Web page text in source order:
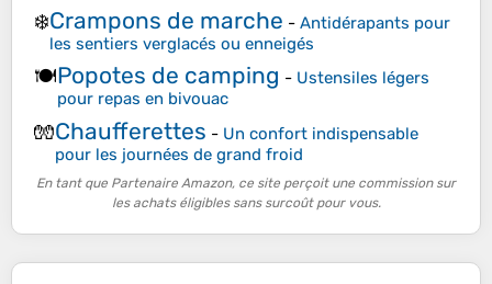
❄️Crampons de marche - Antidérapants pour
les sentiers verglacés ou enneigés
🍽️Popotes de camping - Ustensiles légers
pour repas en bivouac
🧤Chaufferettes - Un confort indispensable
pour les journées de grand froid
En tant que Partenaire Amazon, ce site perçoit une commission sur
les achats éligibles sans surcoût pour vous.